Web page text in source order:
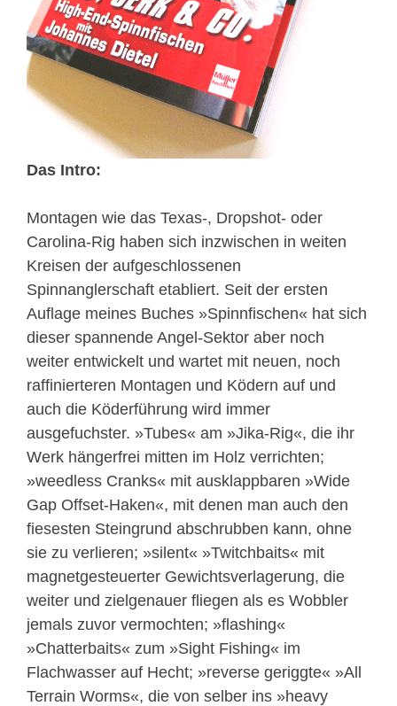
Das Intro:
Montagen wie das Texas-, Dropshot- oder
Carolina-Rig haben sich inzwischen in weiten
Kreisen der aufgeschlossenen
Spinnanglerschaft etabliert. Seit der ersten
Auflage meines Buches »Spinnfischen« hat sich
dieser spannende Angel-Sektor aber noch
weiter entwickelt und wartet mit neuen, noch
raffinierteren Montagen und Ködern auf und
auch die Köderführung wird immer
ausgefuchster. »Tubes« am »Jika-Rig«, die ihr
Werk hängerfrei mitten im Holz verrichten;
»weedless Cranks« mit ausklappbaren »Wide
Gap Offset-Haken«, mit denen man auch den
fiesesten Steingrund abschrubben kann, ohne
sie zu verlieren; »silent« »Twitchbaits« mit
magnetgesteuerter Gewichtsverlagerung, die
weiter und zielgenauer fliegen als es Wobbler
jemals zuvor vermochten; »flashing«
»Chatterbaits« zum »Sight Fishing« im
Flachwasser auf Hecht; »reverse geriggte« »All
Terrain Worms«, die von selber ins »heavy